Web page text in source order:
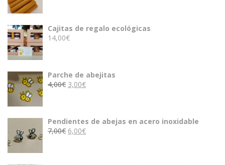
era:
8,00€.
es:
Cajitas de regalo ecológicas
14,00€
Parche de abejitas
4,00€ El
era:
4,00€.
3,00€El
es:
3,00€.
Pendientes de abejas en acero inoxidable
7,00€ El
6,00€El